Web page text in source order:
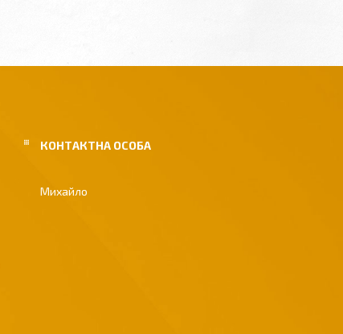
Михайло